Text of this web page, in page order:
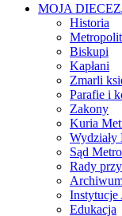
MOJA
Historia
Biskupi
Kapłani
Zmarli
Parafie i
Zakony
Kuria
Sąd
Rady
Instytucje
Edukacja